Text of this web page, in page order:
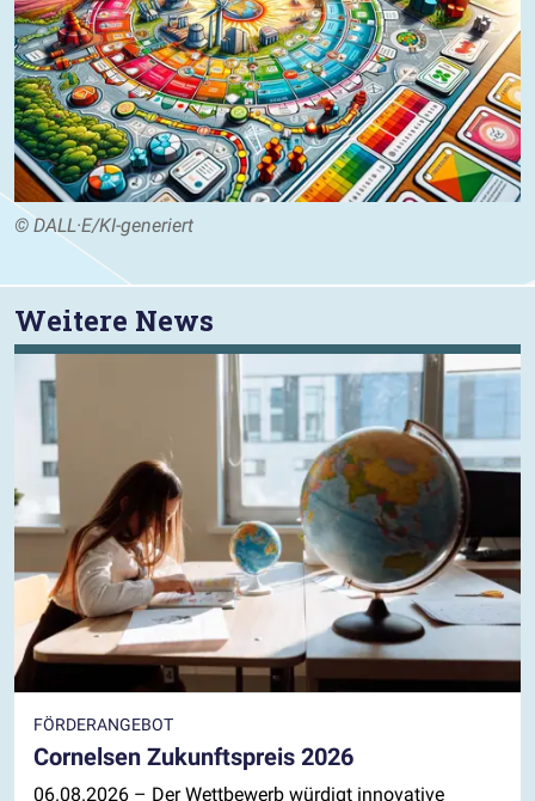
© DALL·E/KI-generiert
Weitere News
FÖRDERANGEBOT
Cornelsen Zukunftspreis 2026
06.08.2026 – Der Wettbewerb würdigt innovative